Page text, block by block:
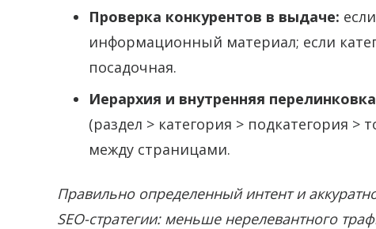
Проверка конкурентов в выдаче:
информационный материал; если
посадочная.
Иерархия и внутренняя
(раздел > категория > подкатегория >
между страницами.
Правильно определенный интент и
SEO-стратегии: меньше нерелевантного